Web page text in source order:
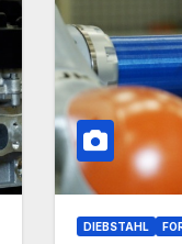
DIEBSTAHL